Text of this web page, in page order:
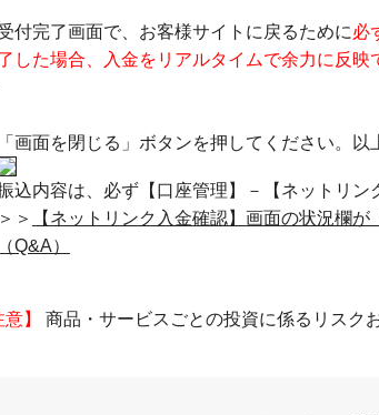
付完了画面で、お客様サイトに戻るために必
した場合、入金をリアルタイムで余力に反映
「画面を閉じる」ボタンを押してください。以
込内容は、必ず【口座管理】－【ネットリン
＞＞
【ネットリンク入金確認】画面の状況欄
（Q&A）
意】 商品・サービスごとの投資に係るリスク